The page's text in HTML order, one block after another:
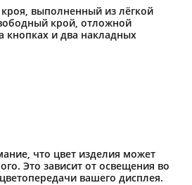
выполненный из лёгкой
крой, отложной
кнопках и два накладных
что цвет изделия может
Это зависит от освещения во
вашего дисплея.